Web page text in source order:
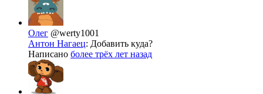
Олег @werty1001
Антон Нагаец: Добавить куда?
Написано более трёх лет назад